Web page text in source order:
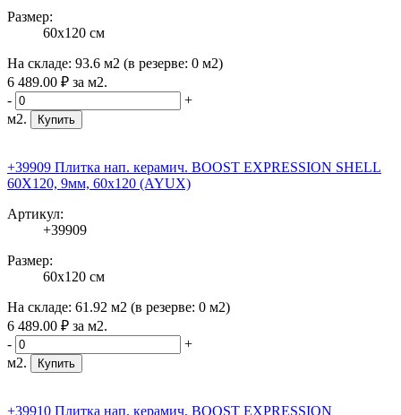
Размер:
60x120 см
На складе: 93.6 м2 (в резерве: 0 м2)
6 489.00 ₽ за м2.
-
+
м2.
Купить
+39909 Плитка нап. керамич. BOOST EXPRESSION SHELL
60X120, 9мм, 60x120 (AYUX)
Артикул:
+39909
Размер:
60x120 см
На складе: 61.92 м2 (в резерве: 0 м2)
6 489.00 ₽ за м2.
-
+
м2.
Купить
+39910 Плитка нап. керамич. BOOST EXPRESSION